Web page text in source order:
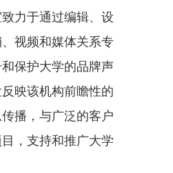
力于通过编辑、设
视频和媒体关系专
保护大学的品牌声
映该机构前瞻性的
播，与广泛的客户
，支持和推广大学